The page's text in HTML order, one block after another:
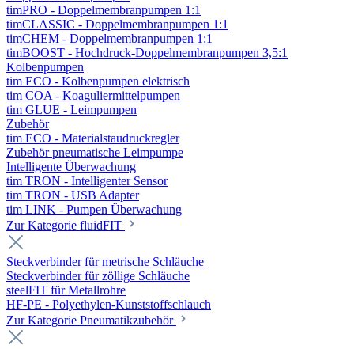
timPRO - Doppelmembranpumpen 1:1
timCLASSIC - Doppelmembranpumpen 1:1
timCHEM - Doppelmembranpumpen 1:1
timBOOST - Hochdruck-Doppelmembranpumpen 3,5:1
Kolbenpumpen
tim ECO - Kolbenpumpen elektrisch
tim COA - Koaguliermittelpumpen
tim GLUE - Leimpumpen
Zubehör
tim ECO - Materialstaudruckregler
Zubehör pneumatische Leimpumpe
Intelligente Überwachung
tim TRON - Intelligenter Sensor
tim TRON - USB Adapter
tim LINK - Pumpen Überwachung
Zur Kategorie fluidFIT
Steckverbinder für metrische Schläuche
Steckverbinder für zöllige Schläuche
steelFIT für Metallrohre
HF-PE - Polyethylen-Kunststoffschlauch
Zur Kategorie Pneumatikzubehör